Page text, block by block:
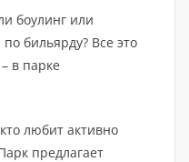
боулинг или
бильярду? Все это
в парке
любит активно
предлагает